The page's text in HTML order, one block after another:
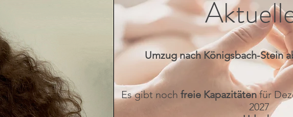
Umzug nach Königsbach-Stein
Es gibt noch freie Kapazitätenfür
2027